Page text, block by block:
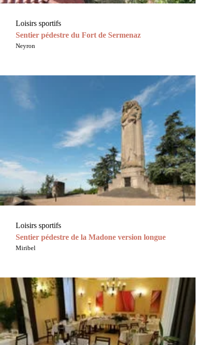
Loisirs sportifs
Sentier pédestre du Fort de Sermenaz
Neyron
Loisirs sportifs
Sentier pédestre de la Madone version longue
Miribel